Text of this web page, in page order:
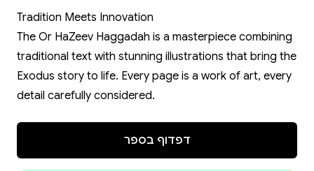
Tradition Meets Innovation
The Or HaZeev Haggadah is a masterpiece combining
traditional text with stunning illustrations that bring the
Exodus story to life. Every page is a work of art, every
detail carefully considered.
דפדוף בספר